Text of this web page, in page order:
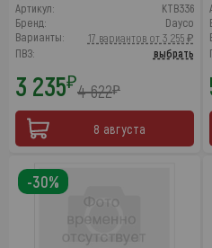
Артикул:
KTB336
Бренд:
Dayco
Варианты:
17 вариантов от 3 255 ₽
ПВЗ:
выбрать
3 235₽4 622₽
8 августа
-30%